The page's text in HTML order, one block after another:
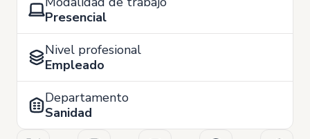
Presencial
Nivel profesional
Empleado
Departamento
Sanidad